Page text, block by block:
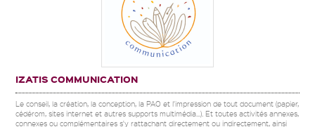
IZATIS COMMUNICATION
Le conseil, la création, la conception, la PAO et l'impression de tout document (papier,
cédérom, sites internet et autres supports multimédia...). Et toutes activités annexes,
connexes ou complémentaires s'y rattachant directement ou indirectement, ainsi